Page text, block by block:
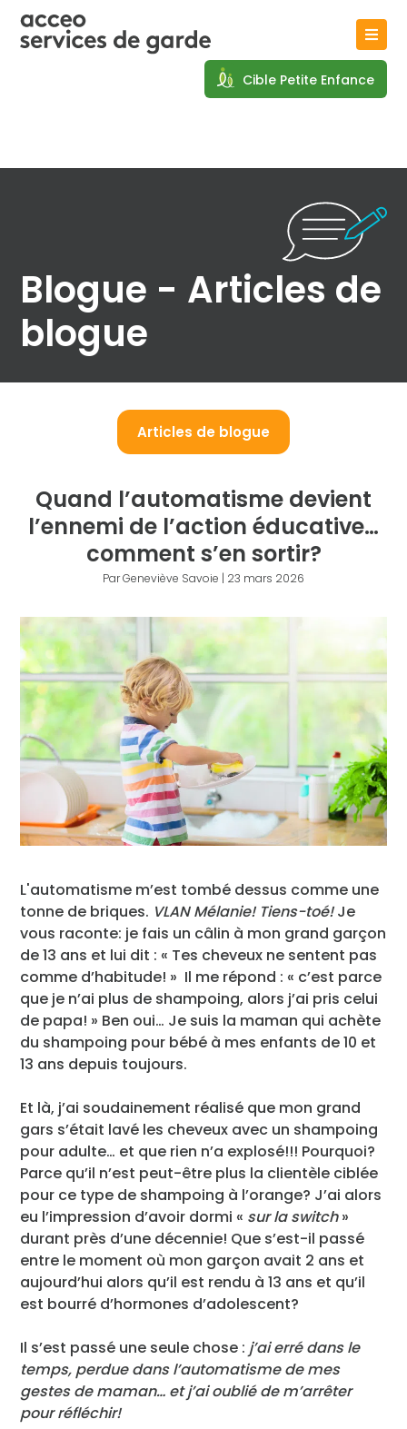
Cible Petite Enfance
Blogue - Articles de
blogue
Articles de blogue
Quand l’automatisme devient
l’ennemi de l’action éducative…
comment s’en sortir?
Par Geneviève Savoie | 23 mars 2026
L'automatisme m’est tombé dessus comme une
tonne de briques. VLAN Mélanie! Tiens-toé!Je
vous raconte: je fais un câlin à mon grand garçon
de 13 ans et lui dit : « Tes cheveux ne sentent pas
comme d’habitude! » Il me répond : « c’est parce
que je n’ai plus de shampoing, alors j’ai pris celui
de papa! » Ben oui… Je suis la maman qui achète
du shampoing pour bébé à mes enfants de 10 et
13 ans depuis toujours.
Et là, j’ai soudainement réalisé que mon grand
gars s’était lavé les cheveux avec un shampoing
pour adulte… et que rien n’a explosé!!! Pourquoi?
Parce qu’il n’est peut-être plus la clientèle ciblée
pour ce type de shampoing à l’orange? J’ai alors
eu l’impression d’avoir dormi « sur la switch»
durant près d’une décennie! Que s’est-il passé
entre le moment où mon garçon avait 2 ans et
aujourd’hui alors qu’il est rendu à 13 ans et qu’il
est bourré d’hormones d’adolescent?
Il s’est passé une seule chose : j’ai erré dans le
temps, perdue dans l’automatisme de mes
gestes de maman… et j’ai oublié de m’arrêter
pour réfléchir!